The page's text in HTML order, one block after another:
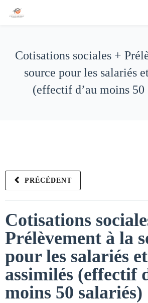
Cotisations sociales +
source pour les salariés
(effectif d’au moins 50
PRÉCÉDENT
Cotisations
Prélèvement à la
pour les salariés et
assimilés (effectif
moins 50 salariés)